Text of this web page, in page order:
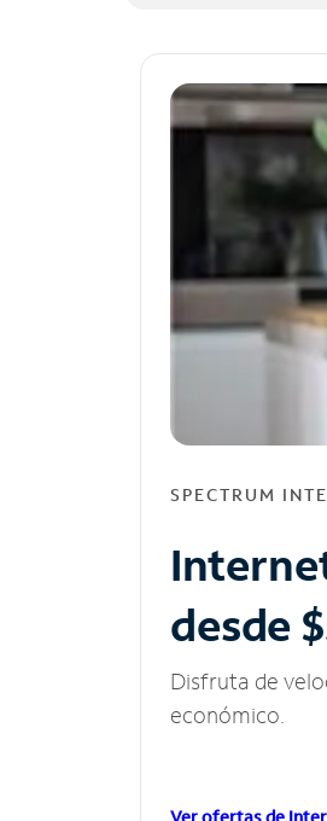
SPECTRUM
desde
Disfruta de
económico.